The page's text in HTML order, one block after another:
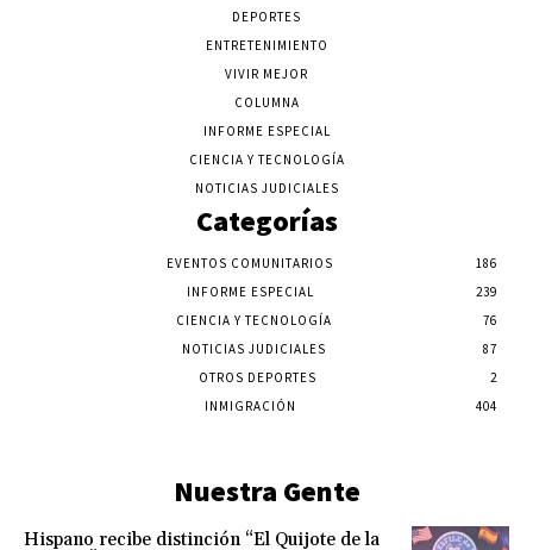
DEPORTES
ENTRETENIMIENTO
VIVIR MEJOR
COLUMNA
INFORME ESPECIAL
CIENCIA Y TECNOLOGÍA
NOTICIAS JUDICIALES
Categorías
EVENTOS COMUNITARIOS
186
INFORME ESPECIAL
239
CIENCIA Y TECNOLOGÍA
76
NOTICIAS JUDICIALES
87
OTROS DEPORTES
2
INMIGRACIÓN
404
Nuestra Gente
Hispano recibe distinción “El Quijote de la